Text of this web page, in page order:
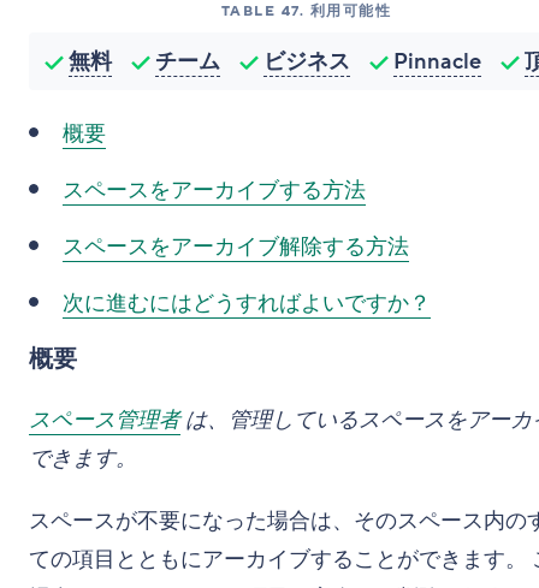
TABLE 47. 利用可能性
無料 チーム ビジネス Pinnacle
概要
スペースをアーカイブする方法
スペースをアーカイブ解除する方法
次に進むにはどうすればよいですか？
概要
スペース管理者は、管理しているスペースをアーカ
できます。
スペースが不要になった場合は、そのスペース内の
ての項目とともにアーカイブすることができます。